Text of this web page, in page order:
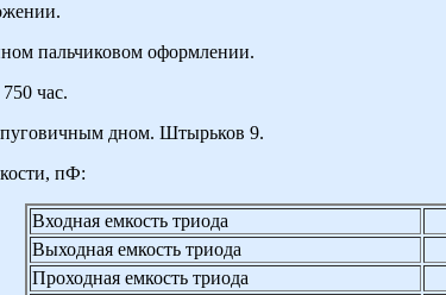
пальчиковом оформлении.
час.
дном. Штырьков 9.
пФ:
Входная емкость триода
Выходная емкость триода
Проходная емкость триода